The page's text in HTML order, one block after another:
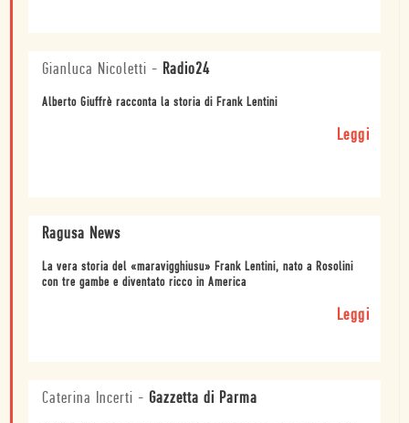
Gianluca Nicoletti - Radio24
Alberto Giuffrè racconta la storia di Frank Lentini
Leggi
Ragusa News
La vera storia del «maravigghiusu» Frank Lentini, nato a Rosolini
con tre gambe e diventato ricco in America
Leggi
Caterina Incerti - Gazzetta di Parma